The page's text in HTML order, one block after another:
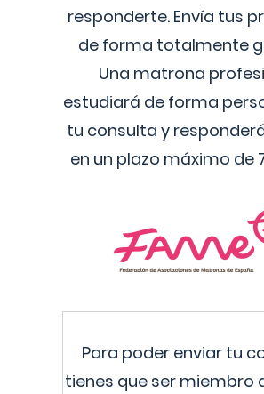
responderte. Envía tus
de forma totalmente
Una matrona
estudiará de forma
tu consulta y
en un plazo máximo de
Para poder enviar tu
tienes que ser miembro